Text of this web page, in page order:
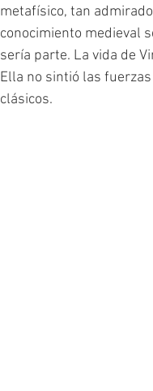
metafísico, tan
conocimiento medieval
sería parte. La vida de
Ella no sintió las
clásicos.